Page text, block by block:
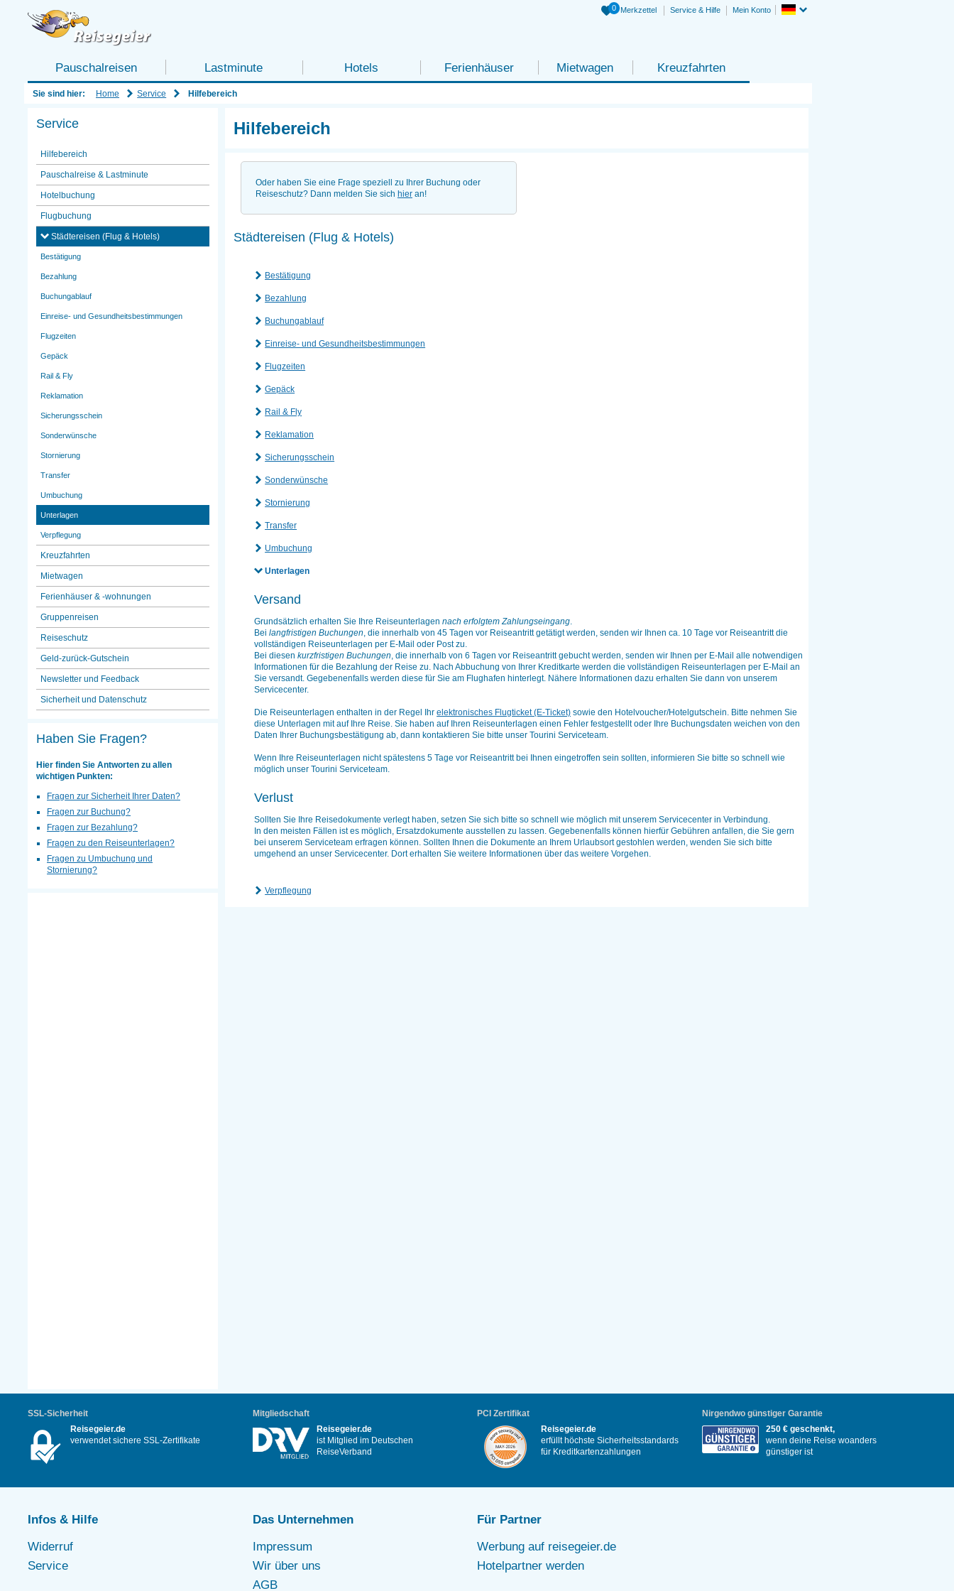
Pauschalreisen Lastminute Hotels Ferienhäuser Mietwagen Kreuzfahrten
0 Merkzettel Service & Hilfe Mein Konto
Sie sind hier: Home Service Hilfebereich
Hilfebereich
Oder haben Sie eine Frage speziell zu Ihrer Buchung oder
Reiseschutz? Dann melden Sie sich hieran!
Städtereisen (Flug & Hotels)
Bestätigung
Bezahlung
Buchungablauf
Einreise- und Gesundheitsbestimmungen
Flugzeiten
Gepäck
Rail & Fly
Reklamation
Sicherungsschein
Sonderwünsche
Stornierung
Transfer
Umbuchung
Unterlagen
Versand
Grundsätzlich erhalten Sie Ihre Reiseunterlagennach erfolgtem Zahlungseingang.
Beilangfristigen Buchungen, die innerhalb von 45 Tagen vor Reiseantritt getätigt werden, senden wir Ihnen ca. 10 Tage vor Reiseantritt die
vollständigen Reiseunterlagen per E-Mail oder Post zu.
Bei diesenkurzfristigen Buchungen, die innerhalb von 6 Tagen vor Reiseantritt gebucht werden, senden wir Ihnen per E-Mail alle notwendigen
Informationen für die Bezahlung der Reise zu. Nach Abbuchung von Ihrer Kreditkarte werden die vollständigen Reiseunterlagen per E-Mail an
Sie versandt. Gegebenenfalls werden diese für Sie am Flughafen hinterlegt. Nähere Informationen dazu erhalten Sie dann von unserem
Servicecenter.
Die Reiseunterlagen enthalten in der Regel Ihrelektronisches Flugticket (E-Ticket) sowie den Hotelvoucher/Hotelgutschein. Bitte nehmen Sie
diese Unterlagen mit auf Ihre Reise. Sie haben auf Ihren Reiseunterlagen einen Fehler festgestellt oder Ihre Buchungsdaten weichen von den
Daten Ihrer Buchungsbestätigung ab, dann kontaktieren Sie bitte unser Tourini Serviceteam.
Wenn Ihre Reiseunterlagen nicht spätestens 5 Tage vor Reiseantritt bei Ihnen eingetroffen sein sollten, informieren Sie bitte so schnell wie
möglich unser Tourini Serviceteam.
Verlust
Sollten Sie Ihre Reisedokumente verlegt haben, setzen Sie sich bitte so schnell wie möglich mit unserem Servicecenter in Verbindung.
In den meisten Fällen ist es möglich, Ersatzdokumente ausstellen zu lassen. Gegebenenfalls können hierfür Gebühren anfallen, die Sie gern
bei unserem Serviceteam erfragen können. Sollten Ihnen die Dokumente an Ihrem Urlaubsort gestohlen werden, wenden Sie sich bitte
umgehend an unser Servicecenter. Dort erhalten Sie weitere Informationen über das weitere Vorgehen.
Verpflegung
Service
Hilfebereich
Pauschalreise & Lastminute
Hotelbuchung
Flugbuchung
Städtereisen (Flug & Hotels)
Bestätigung
Bezahlung
Buchungablauf
Einreise- und Gesundheitsbestimmungen
Flugzeiten
Gepäck
Rail & Fly
Reklamation
Sicherungsschein
Sonderwünsche
Stornierung
Transfer
Umbuchung
Unterlagen
Verpflegung
Kreuzfahrten
Mietwagen
Ferienhäuser & -wohnungen
Gruppenreisen
Reiseschutz
Geld-zurück-Gutschein
Newsletter und Feedback
Sicherheit und Datenschutz
Haben Sie Fragen?
Hier finden Sie Antworten zu allen
wichtigen Punkten:
Fragen zur Sicherheit Ihrer Daten?
Fragen zur Buchung?
Fragen zur Bezahlung?
Fragen zu den Reiseunterlagen?
Fragen zu Umbuchung und
Stornierung?
SSL-Sicherheit
Reisegeier.de
verwendet sichere SSL-Zertifikate
Mitgliedschaft
Reisegeier.de
ist Mitglied im Deutschen
ReiseVerband
PCI Zertifikat
Reisegeier.de
erfüllt höchste Sicherheitsstandards
für Kreditkartenzahlungen
Nirgendwo günstiger Garantie
250 € geschenkt,
wenn deine Reise woanders
günstiger ist
Infos & Hilfe
Widerruf
Service
Das Unternehmen
Impressum
Wir über uns
AGB
Für Partner
Werbung auf reisegeier.de
Hotelpartner werden